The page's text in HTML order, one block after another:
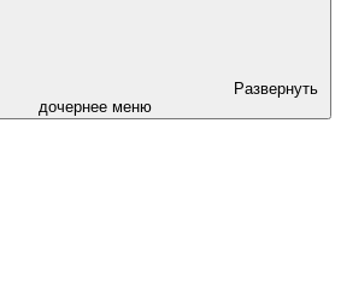
Развернуть
дочернее меню